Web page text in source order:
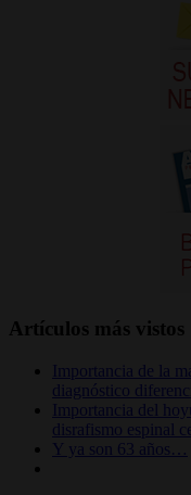
Artículos más vistos
Importancia de la
diagnóstico
Importancia del
disrafismo espinal
Y ya son 63 años…